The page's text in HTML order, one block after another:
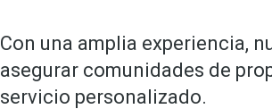
Con una amplia experiencia,
asegurar comunidades de
servicio personalizado.